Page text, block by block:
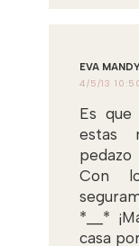
EVA
4/5/13
Es que
estas
pedazo
Con
*__*
casa